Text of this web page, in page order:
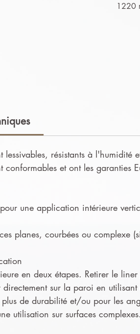
1220
lessivables, résistants à l'humidité
conformables et ont les garanties
une application intérieure
planes, courbées ou complexe
en deux étapes. Retirer le liner
directement sur la paroi en
de durabilité et/ou pour les
utilisation sur surfaces complexes.